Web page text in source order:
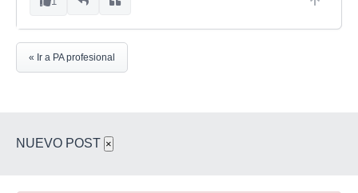
« Ir a PA profesional
NUEVO POST ×